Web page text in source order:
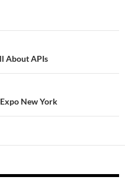
About APIs
New York